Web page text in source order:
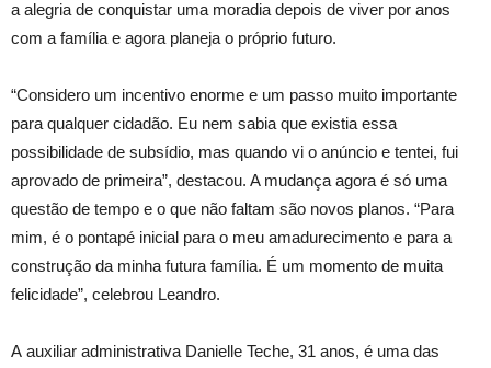
a alegria de conquistar uma moradia depois de viver por anos
com a família e agora planeja o próprio futuro.
“Considero um incentivo enorme e um passo muito importante
para qualquer cidadão. Eu nem sabia que existia essa
possibilidade de subsídio, mas quando vi o anúncio e tentei, fui
aprovado de primeira”, destacou. A mudança agora é só uma
questão de tempo e o que não faltam são novos planos. “Para
mim, é o pontapé inicial para o meu amadurecimento e para a
construção da minha futura família. É um momento de muita
felicidade”, celebrou Leandro.
A auxiliar administrativa Danielle Teche, 31 anos, é uma das